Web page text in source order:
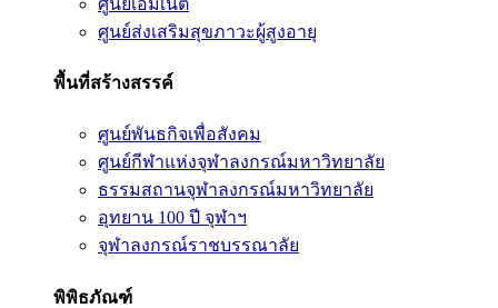
ศูนย์ส่งเสริมสุขภาวะผู้สูงอายุ
พื้นที่สร้างสรรค์
ศูนย์พันธกิจเพื่อสังคม
ศูนย์กีฬาแห่งจุฬาลงกรณ์มหาวิทยาลัย
ธรรมสถานจุฬาลงกรณ์มหาวิทยาลัย
อุทยาน 100 ปี จุฬาฯ
จุฬาลงกรณ์ราชบรรณาลัย
พิพิธภัณฑ์